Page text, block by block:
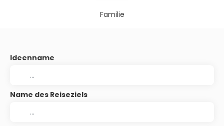
Familie
Ideenname
Name des Reiseziels